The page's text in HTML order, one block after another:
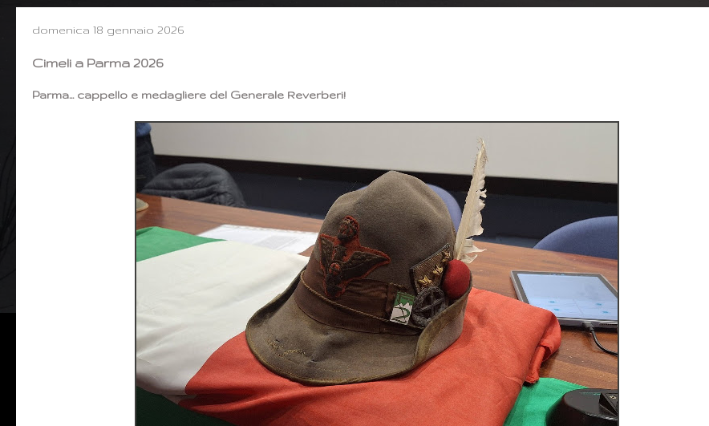
domenica 18 gennaio 2026
Cimeli a Parma 2026
Parma... cappello e medagliere del Generale Reverberi!